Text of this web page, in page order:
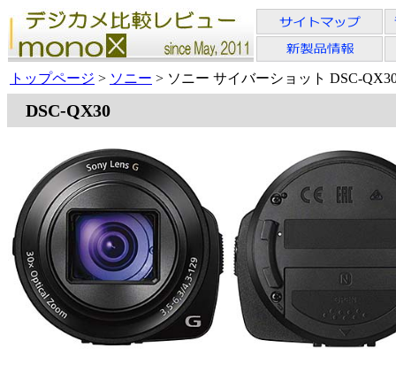
トップページ > ソニー > ソニー サイバーショット DSC-
DSC-QX30